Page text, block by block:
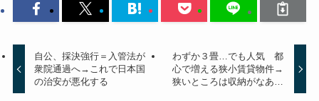
自公、採決強行＝入管法が
衆院通過へ→これで日本国
の治安が悪化する
わずか３畳…でも人気 都
心で増える狭小賃貸物件→
狭いところは収納がなあ…